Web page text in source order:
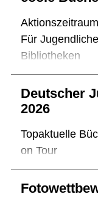
Für
Bibliotheken
Deutscher
2026
Topaktuelle
on Tour